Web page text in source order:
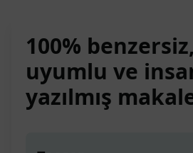
100%
uyumlu ve
yazılmış